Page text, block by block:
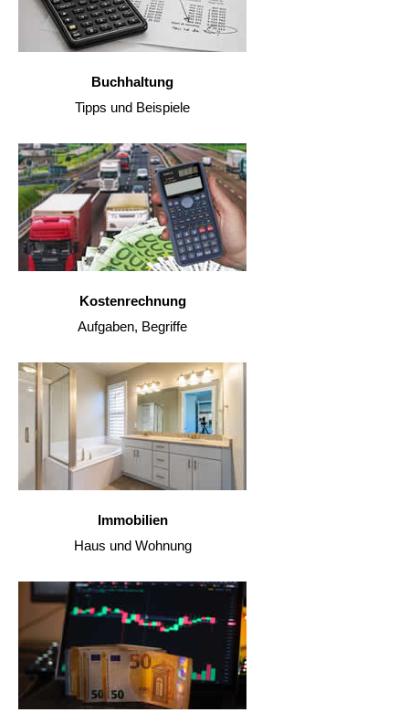
Buchhaltung
Tipps und Beispiele
Kostenrechnung
Aufgaben, Begriffe
Immobilien
Haus und Wohnung